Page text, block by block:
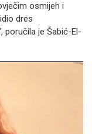
osmijeh i
dres
poručila je Šabić-El-